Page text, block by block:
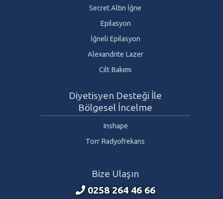
Secret Altın İğne
Epilasyon
İğneli Epilasyon
Alexandrite Lazer
Cilt Bakımı
Diyetisyen Desteği İle
Bölgesel İncelme
Inshape
Torr Radyofrekans
Bize Ulaşın
0258 264 46 66